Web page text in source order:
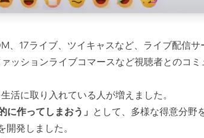
17ライブ、ツイキャスなど、ライブ配信
ッションライブコマースなど視聴者とのコ
活に取り入れている人が増えました。
に作ってしまおう」 として、多様な得意分野
開発しました。